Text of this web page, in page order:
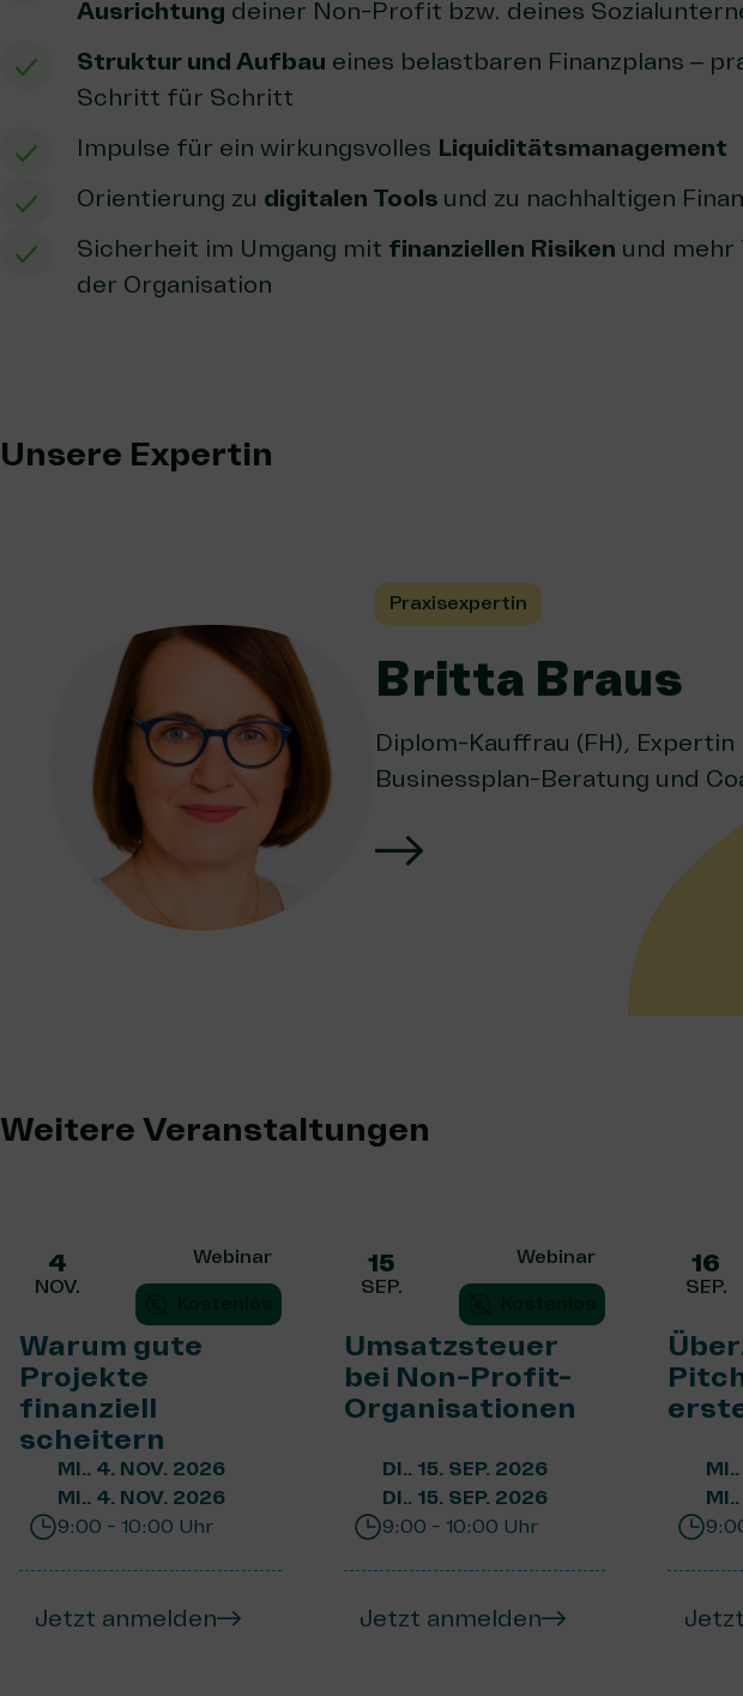
Ausrichtung deiner Non-Profit bzw. deines
Struktur und Aufbau eines belastbaren Finanzplans –
Schritt für Schritt
Impulse für ein wirkungsvolles Liquiditätsmanagement
Orientierung zu digitalen Tools und zu nachhaltigen
Sicherheit im Umgang mit finanziellen Risiken und mehr
der Organisation
Unsere Expertin
Praxisexpertin
Britta Braus
Diplom-Kauffrau (FH), Expertin
Businessplan-Beratung und
Weitere Veranstaltungen
4
NOV.
Webinar
Warum gute
Projekte
finanziell
scheitern
MI.. 4. NOV. 2026
MI.. 4. NOV. 2026
9:00 - 10:00 Uhr
Jetzt anmelden
15
SEP.
Webinar
Umsatzsteuer
bei Non-Profit-
Organisationen
DI.. 15. SEP. 2026
DI.. 15. SEP. 2026
9:00 - 10:00 Uhr
Jetzt anmelden
16
SEP.